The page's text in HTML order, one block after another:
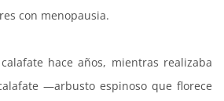
con menopausia.
hace años, mientras realizaba
—arbusto espinoso que florece